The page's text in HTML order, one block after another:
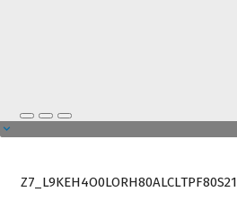
Z7_L9KEH4O0LORH80ALCLTPF80S21